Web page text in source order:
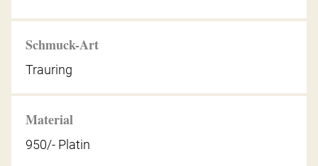
Schmuck-Art
Trauring
Material
950/- Platin